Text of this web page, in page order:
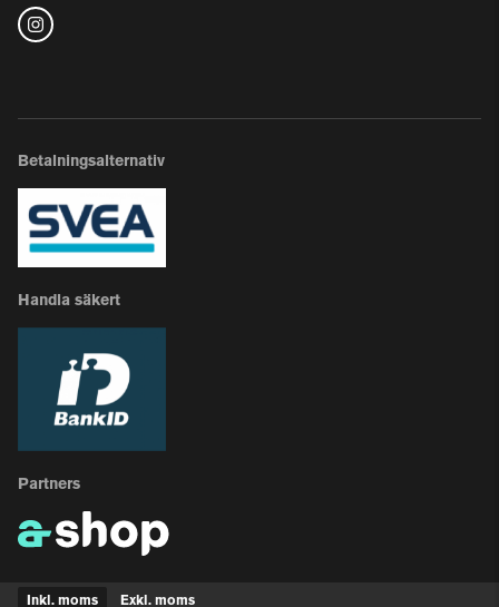
Betalningsalternativ
Handla säkert
Partners
Inkl. moms Exkl. moms